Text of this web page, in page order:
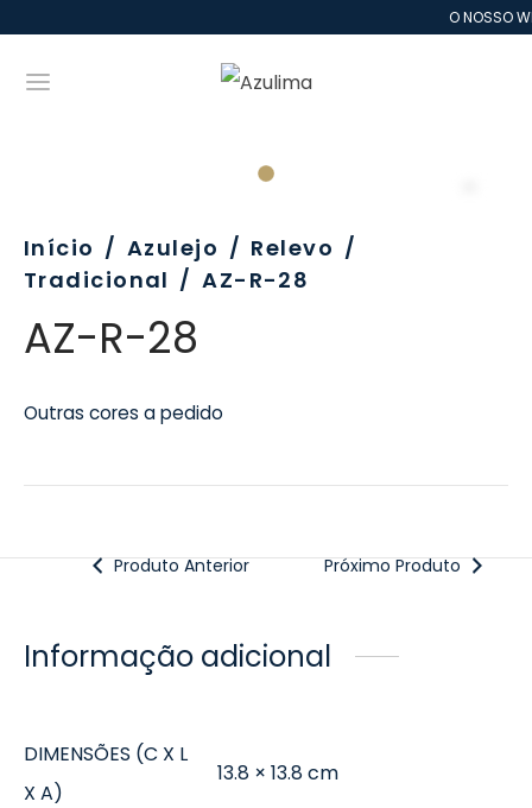
O NOSSO
Início / Azulejo / Relevo /
Tradicional / AZ-R-28
AZ-R-28
Outras cores a pedido
Produto Anterior Próximo Produto
Informação adicional
DIMENSÕES (C X L
X A)
13.8 × 13.8 cm